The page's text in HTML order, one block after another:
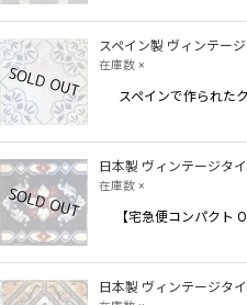
スペイン製 ヴィンテー
在庫数 ×
スペインで作られた
日本製 ヴィンテージタ
在庫数 ×
【宅急便コンパクト
日本製 ヴィンテージタ